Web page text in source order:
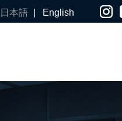
日本語 English